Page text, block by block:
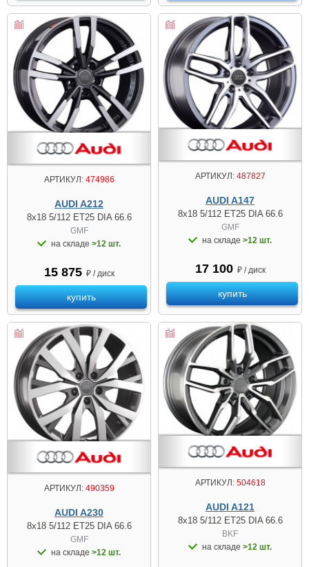
АРТИКУЛ:474986
AUDI A212
8x18 5/112 ET25 DIA 66.6
GMF
на складе >12 шт.
15 875 ₽ / диск
купить
АРТИКУЛ:487827
AUDI A147
8x18 5/112 ET25 DIA 66.6
GMF
на складе >12 шт.
17 100 ₽ / диск
купить
АРТИКУЛ:490359
AUDI A230
8x18 5/112 ET25 DIA 66.6
GMF
на складе >12 шт.
АРТИКУЛ:504618
AUDI A121
8x18 5/112 ET25 DIA 66.6
BKF
на складе >12 шт.